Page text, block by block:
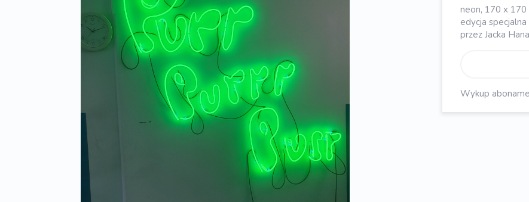
neon, 170 x 170
edycja
przez Jacka
Wykup